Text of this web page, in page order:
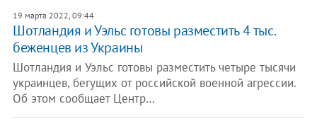
19 марта 2022, 09:44
Шотландия и Уэльс готовы разместить 4 тыс.
беженцев из Украины
Шотландия и Уэльс готовы разместить четыре тысячи
украинцев, бегущих от российской военной агрессии.
Об этом сообщает Центр…